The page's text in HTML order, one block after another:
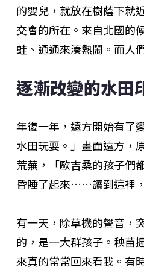
的嬰兒，就放在樹蔭下就
交會的所在。來自北國的
蛙、通通來湊熱鬧。而人
逐漸改變的水田
年復一年，遠方開始有了
水田玩耍。」畫面遠方，
荒蕪，「歐吉桑的孩子們
昏睡了起來……讀到這裡
有一天，除草機的聲音，
的，是一大群孩子。秧苗
來真的常常回來看我。有